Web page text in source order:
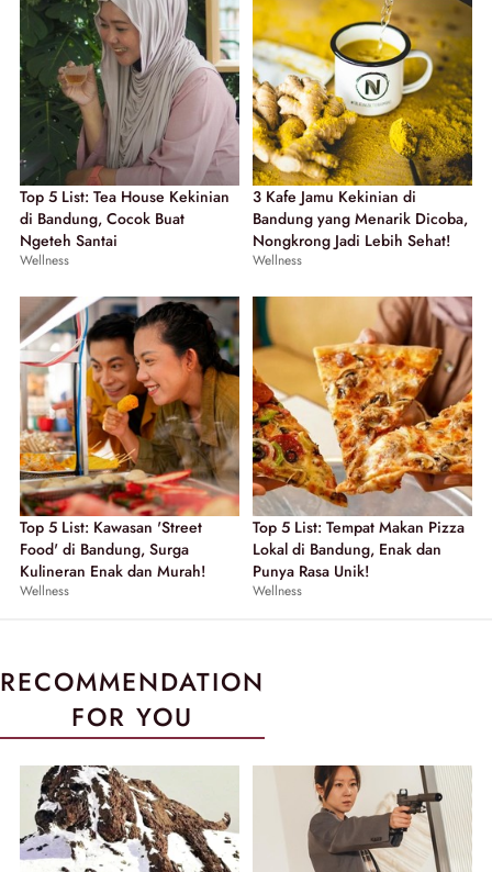
Top 5 List: Tea House Kekinian
di Bandung, Cocok Buat
Ngeteh Santai
Wellness
3 Kafe Jamu Kekinian di
Bandung yang Menarik Dicoba,
Nongkrong Jadi Lebih Sehat!
Wellness
Top 5 List: Kawasan 'Street
Food' di Bandung, Surga
Kulineran Enak dan Murah!
Wellness
Top 5 List: Tempat Makan Pizza
Lokal di Bandung, Enak dan
Punya Rasa Unik!
Wellness
RECOMMENDATION
FOR YOU